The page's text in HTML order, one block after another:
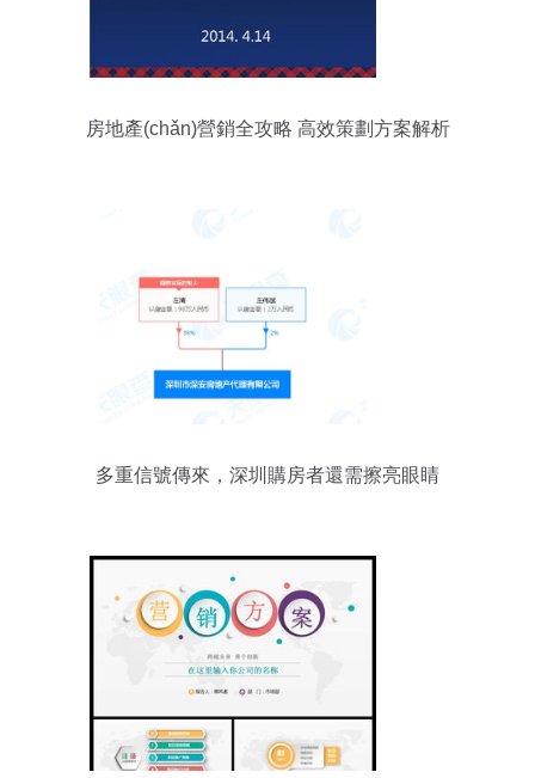
房地產(chǎn)營銷全攻略 高效策劃方案解析
多重信號傳來，深圳購房者還需擦亮眼睛